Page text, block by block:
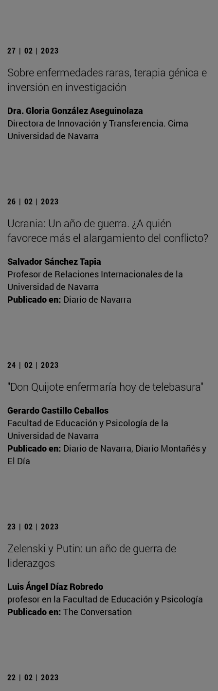
27 | 02 | 2023
Sobre enfermedades raras, terapia génica e
inversión en investigación
Dra. Gloria González Aseguinolaza
Directora de Innovación y Transferencia. Cima
Universidad de Navarra
26 | 02 | 2023
Ucrania: Un año de guerra. ¿A quién
favorece más el alargamiento del conflicto?
Salvador Sánchez Tapia
Profesor de Relaciones Internacionales de la
Universidad de Navarra
Publicado en: Diario de Navarra
24 | 02 | 2023
"Don Quijote enfermaría hoy de telebasura"
Gerardo Castillo Ceballos
Facultad de Educación y Psicología de la
Universidad de Navarra
Publicado en: Diario de Navarra, Diario Montañés y
El Día
23 | 02 | 2023
Zelenski y Putin: un año de guerra de
liderazgos
Luis Ángel Díaz Robredo
profesor en la Facultad de Educación y Psicología
Publicado en: The Conversation
22 | 02 | 2023